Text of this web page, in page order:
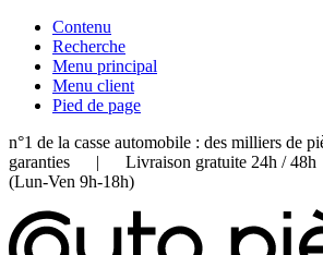
Contenu
Recherche
Menu principal
Menu client
Pied de page
n°1 de la casse automobile : des milliers de
garanties | Livraison gratuite 24h /
(Lun-Ven 9h-18h)